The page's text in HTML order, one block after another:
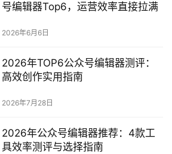
号编辑器Top6，运营效率直接拉满
2026年6月6日
2026年TOP6公众号编辑器测评：
高效创作实用指南
2026年7月28日
2026年公众号编辑器推荐：4款工
具效率测评与选择指南